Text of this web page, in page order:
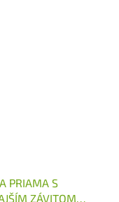
PRIAMA S
ZÁVITOM